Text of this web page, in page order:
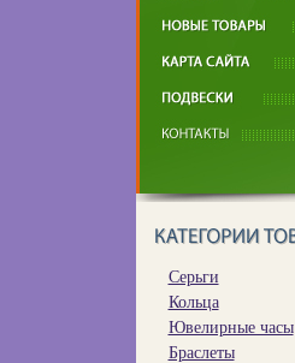
Серьги
Кольца
Ювелирные часы
Браслеты